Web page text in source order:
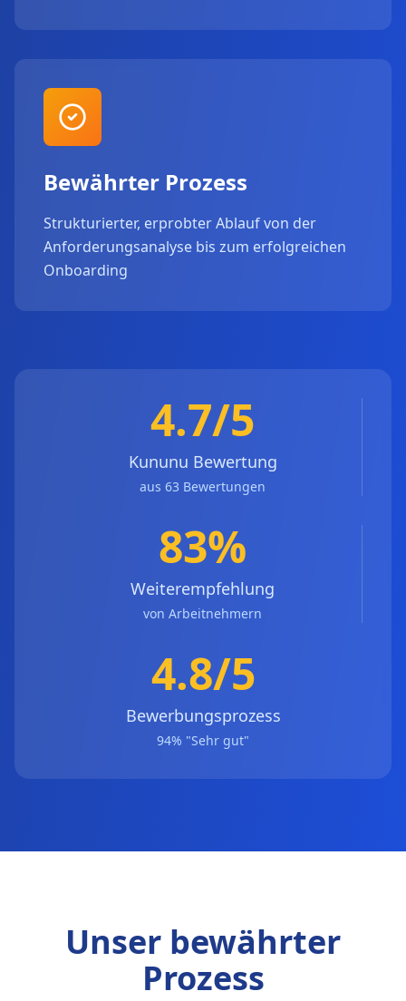
Bewährter Prozess
Strukturierter, erprobter Ablauf von der
Anforderungsanalyse bis zum erfolgreichen
Onboarding
4.7/5
Kununu Bewertung
aus 63 Bewertungen
83%
Weiterempfehlung
von Arbeitnehmern
4.8/5
Bewerbungsprozess
94% "Sehr gut"
Unser bewährter
Prozess